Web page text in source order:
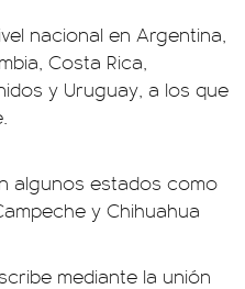
nacional en Argentina,
Costa Rica,
y Uruguay, a los que
algunos estados como
y Chihuahua
mediante la unión